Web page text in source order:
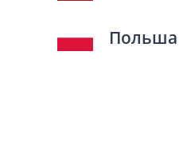
Польша